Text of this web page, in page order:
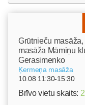
Grūtnieču
masāža Māmiņu
Gerasimenko
Ķermeņa masāža
10.08 11:30-15:30
Brīvo vietu skaits: 2